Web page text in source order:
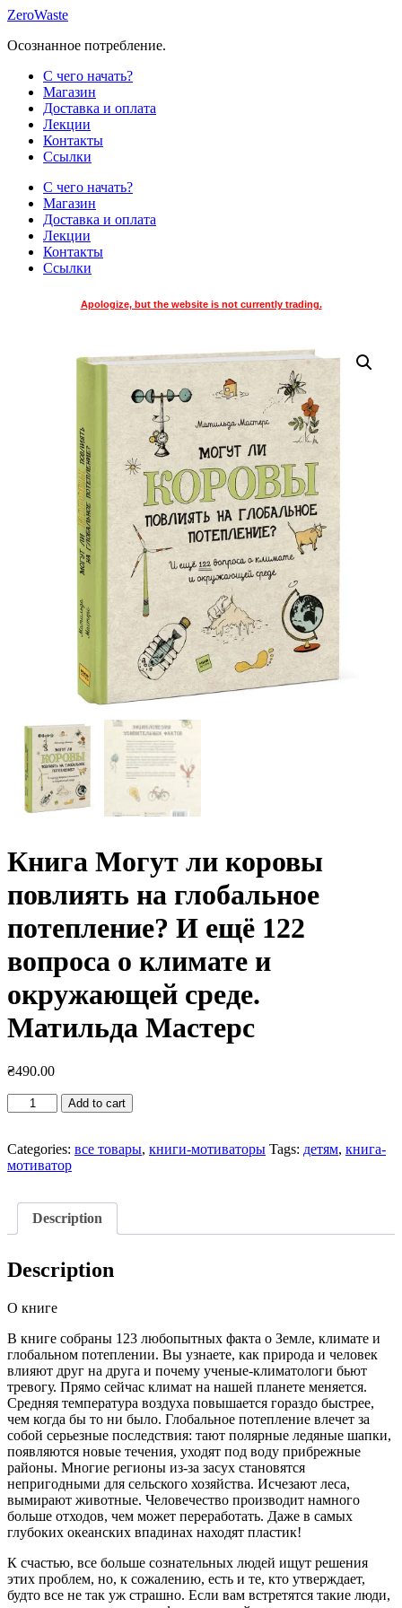
Skip
content
ZeroWaste
Осознанное потребление.
С чего начать?
Магазин
Доставка и оплата
Лекции
Контакты
Ссылки
С чего начать?
Магазин
Доставка и оплата
Лекции
Контакты
Ссылки
Apologize, but the website is not currently trading.
Книга Могут ли коровы
повлиять на глобальное
потепление? И ещё 122
вопроса о климате и
окружающей среде.
Матильда Мастерс
₴490.00
Книга
Могут
коровы
повлиять
потепление?
И
122
вопроса
климате
окружающей
среде.
Матильда
Мастерс
quantity
Add to cart
Categories: все товары, книги-мотиваторы Tags: детям, книга-
мотиватор
Description
Description
О книге
В книге собраны 123 любопытных факта о Земле, климате и
глобальном потеплении. Вы узнаете, как природа и человек
влияют друг на друга и почему ученые-климатологи бьют
тревогу. Прямо сейчас климат на нашей планете меняется.
Средняя температура воздуха повышается гораздо быстрее,
чем когда бы то ни было. Глобальное потепление влечет за
собой серьезные последствия: тают полярные ледяные шапки,
появляются новые течения, уходят под воду прибрежные
районы. Многие регионы из-за засух становятся
непригодными для сельского хозяйства. Исчезают леса,
вымирают животные. Человечество производит намного
больше отходов, чем может переработать. Даже в самых
глубоких океанских впадинах находят пластик!
К счастью, все больше сознательных людей ищут решения
этих проблем, но, к сожалению, есть и те, кто утверждает,
будто все не так уж страшно. Если вам встретятся такие люди,